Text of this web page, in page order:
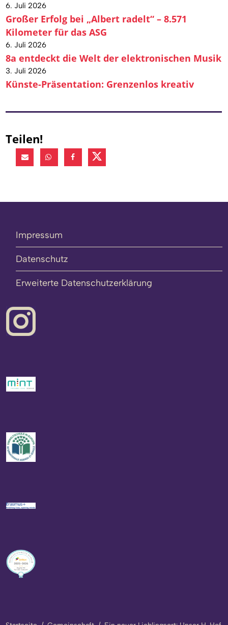
6. Juli 2026
Großer Erfolg bei „Albert radelt“ – 8.571
Kilometer für das ASG
6. Juli 2026
8a entdeckt die Welt der elektronischen Musik
3. Juli 2026
Künste-Präsentation: Grenzenlos kreativ
Teilen!
Impressum
Datenschutz
Erweiterte Datenschutzerklärung